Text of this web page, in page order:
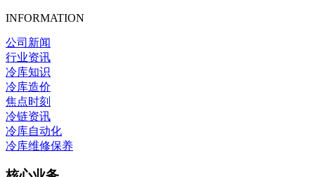
INFORMATION
公司新闻
行业资讯
冷库知识
冷库造价
焦点时刻
冷链资讯
冷库自动化
冷库维修保养